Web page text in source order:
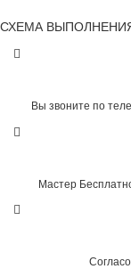
СХЕМА
Вы звоните по
Мастер